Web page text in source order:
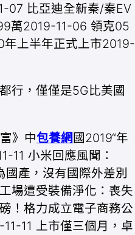
07 比亞迪全新秦/秦EV
萬2019-11-06 領克05
上半年正式上市2019-
行，僅僅是5G比美國
》中包養網 國2019“年
11 小米回應風聞：
產，沒有國際外差別
場遭受裝備淨化：喪失
！格力成立電子商務公
11 上市僅三個月，卓